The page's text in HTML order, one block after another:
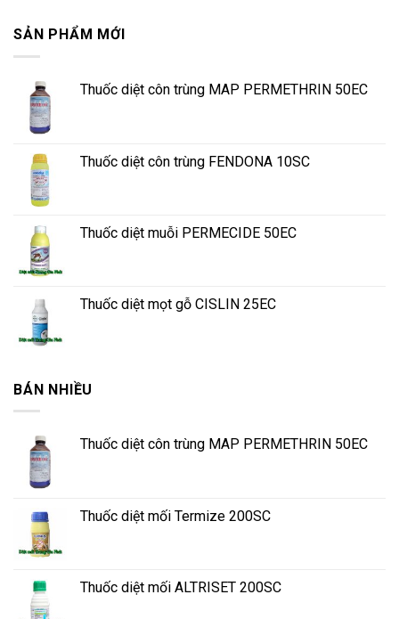
SẢN PHẨM MỚI
Thuốc diệt côn trùng MAP PERMETHRIN 50EC
Thuốc diệt côn trùng FENDONA 10SC
Thuốc diệt muỗi PERMECIDE 50EC
Thuốc diệt mọt gỗ CISLIN 25EC
BÁN NHIỀU
Thuốc diệt côn trùng MAP PERMETHRIN 50EC
Thuốc diệt mối Termize 200SC
Thuốc diệt mối ALTRISET 200SC